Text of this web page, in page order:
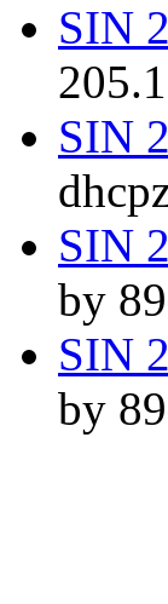
SIN
SIN
SIN
by
SIN
by